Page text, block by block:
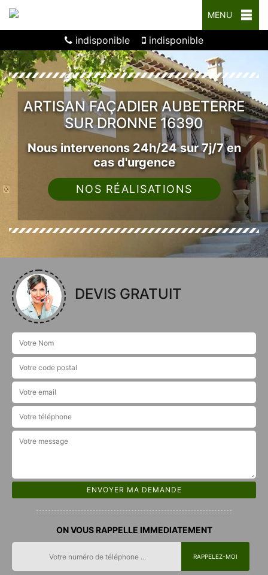
MENU
indisponible indisponible
ARTISAN FAÇADIER AUBETERRE
SUR DRONNE 16390
Nous intervenons 24h/24 sur 7j/7 en
cas d'urgence
NOS RÉALISATIONS
DEVIS GRATUIT
ON VOUS RAPPELLE IMMEDIATEMENT